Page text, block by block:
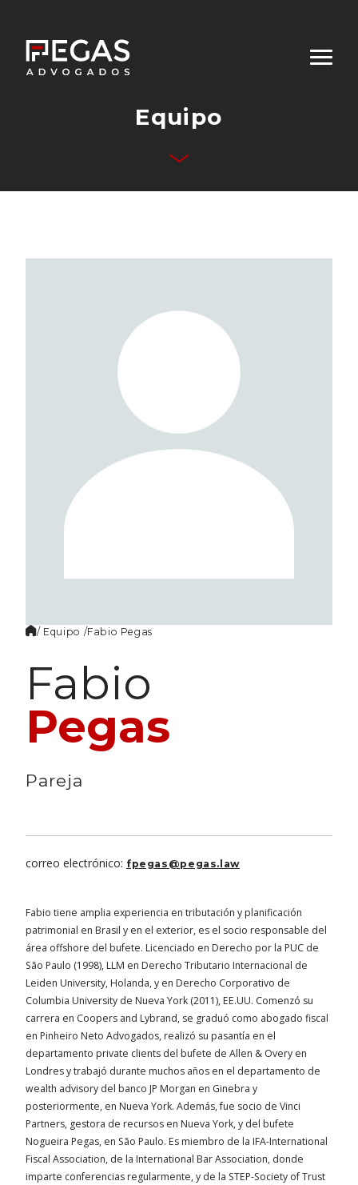
Quiénes Somos
Áreas de Desempeño
Equipo
/ Equipo /Fabio Pegas
Fabio
Pegas
Pareja
correo electrónico: fpegas@pegas.law
Fabio tiene amplia experiencia en tributación y planificación
patrimonial en Brasil y en el exterior, es el socio responsable del
área offshore del bufete. Licenciado en Derecho por la PUC de
São Paulo (1998), LLM en Derecho Tributario Internacional de
Leiden University, Holanda, y en Derecho Corporativo de
Columbia University de Nueva York (2011), EE.UU. Comenzó su
carrera en Coopers and Lybrand, se graduó como abogado fiscal
en Pinheiro Neto Advogados, realizó su pasantía en el
departamento private clients del bufete de Allen & Overy en
Londres y trabajó durante muchos años en el departamento de
wealth advisory del banco JP Morgan en Ginebra y
posteriormente, en Nueva York. Además, fue socio de Vinci
Partners, gestora de recursos en Nueva York, y del bufete
Nogueira Pegas, en São Paulo. Es miembro de la IFA-International
Fiscal Association, de la International Bar Association, donde
imparte conferencias regularmente, y de la STEP-Society of Trust